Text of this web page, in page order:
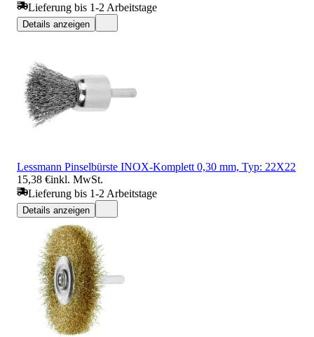
Lieferung bis 1-2 Arbeitstage
Details anzeigen
Lessmann Pinselbürste INOX-Komplett 0,30 mm, Typ: 22X22
15,38 €inkl. MwSt.
Lieferung bis 1-2 Arbeitstage
Details anzeigen